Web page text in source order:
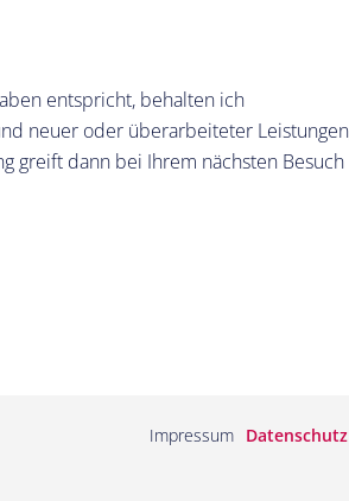
entspricht, behalten ich
neuer oder überarbeiteter
greift dann bei Ihrem nächsten Besuch
Impressum Datenschutz